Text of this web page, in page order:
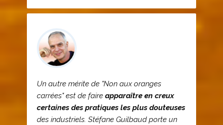
Un autre mérite de "Non aux oranges
carrées" est de faire apparaître en creux
certaines des pratiques les plus douteuses
des industriels. Stéfane Guilbaud porte un